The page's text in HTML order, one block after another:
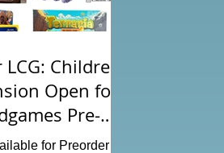
Children
Open for
Pre-
for Preorder for